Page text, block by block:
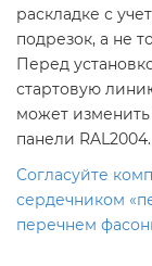
раскладке с
подрезок, а не
Перед
стартовую
может
панели RAL2004.
Согласуйте
сердечником
перечнем